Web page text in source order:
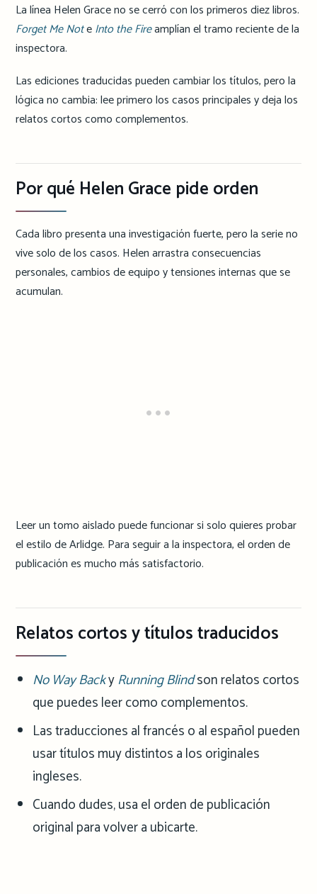
La línea Helen Grace no se cerró con los primeros diez libros.
Forget Me NoteInto the Fireamplían el tramo reciente de la
inspectora.
Las ediciones traducidas pueden cambiar los títulos, pero la
lógica no cambia: lee primero los casos principales y deja los
relatos cortos como complementos.
Por qué Helen Grace pide orden
Cada libro presenta una investigación fuerte, pero la serie no
vive solo de los casos. Helen arrastra consecuencias
personales, cambios de equipo y tensiones internas que se
acumulan.
Leer un tomo aislado puede funcionar si solo quieres probar
el estilo de Arlidge. Para seguir a la inspectora, el orden de
publicación es mucho más satisfactorio.
Relatos cortos y títulos traducidos
No Way BackyRunning Blindson relatos cortos
que puedes leer como complementos.
Las traducciones al francés o al español pueden
usar títulos muy distintos a los originales
ingleses.
Cuando dudes, usa el orden de publicación
original para volver a ubicarte.